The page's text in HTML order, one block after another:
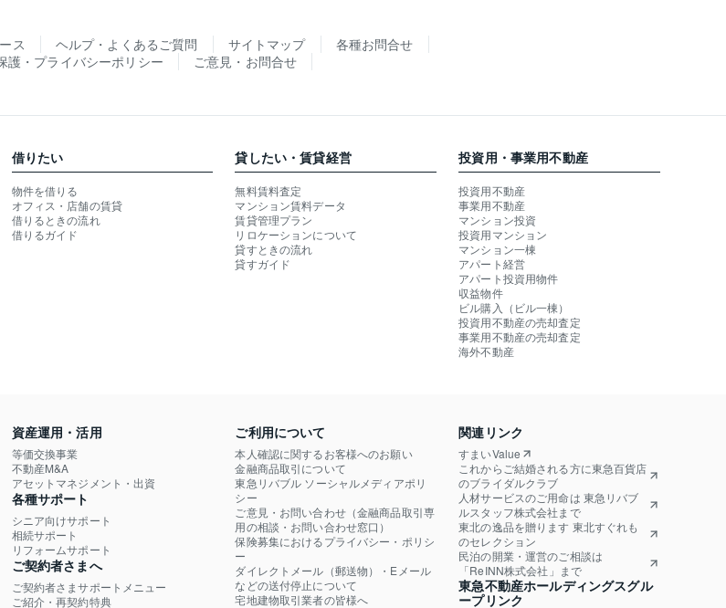
ス ヘルプ・よくあるご質問 サイトマップ
各種お問合せ
護・プライバシーポリシー ご意見・お問合せ
借りたい
物件を借りる
オフィス・店舗の賃貸
借りるときの流れ
借りるガイド
貸したい・賃貸経営
無料賃料査定
マンション賃料データ
賃貸管理プラン
リロケーションについて
貸すときの流れ
貸すガイド
投資用・事業用不動産
投資用不動産
事業用不動産
マンション投資
投資用マンション
マンション一棟
アパート経営
アパート投資用物件
収益物件
ビル購入（ビル一棟）
投資用不動産の売却査定
事業用不動産の売却査定
海外不動産
資産運用・活用
等価交換事業
不動産M&A
アセットマネジメント・出資
各種サポート
シニア向けサポート
相続サポート
リフォームサポート
ご契約者さまへ
ご契約者さまサポートメニュー
ご紹介・再契約特典
ご利用について
本人確認に関するお客様へのお願い
金融商品取引について
東急リバブル ソーシャルメディアポリ
シー
ご意見・お問い合わせ（金融商品取引専
用の相談・お問い合わせ窓口）
保険募集におけるプライバシー・ポリシ
ー
ダイレクトメール（郵送物）・Eメール
などの送付停止について
宅地建物取引業者の皆様へ
関連リンク
すまいValue
これからご結婚される方に東急百貨店
のブライダルクラブ
人材サービスのご用命は 東急リバブ
ルスタッフ株式会社まで
東北の逸品を贈ります 東北すぐれも
のセレクション
民泊の開業・運営のご相談は
「ReINN株式会社」まで
東急不動産ホールディングスグル
ープリンク